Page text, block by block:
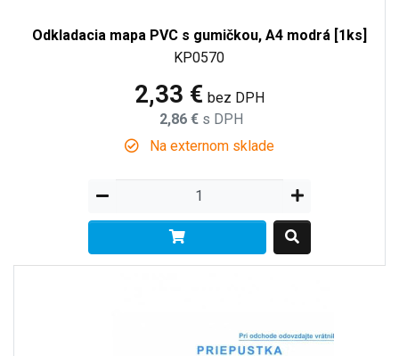
Odkladacia mapa PVC s gumičkou, A4 modrá [1ks]
KP0570
2,33 € bez DPH
2,86 € s DPH
Na externom sklade